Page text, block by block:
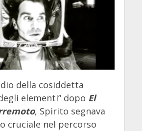
della cosiddetta
elementi” dopo El
, Spirito segnava
cruciale nel percorso